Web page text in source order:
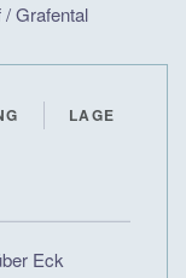
Grafental
LAGE
Eck